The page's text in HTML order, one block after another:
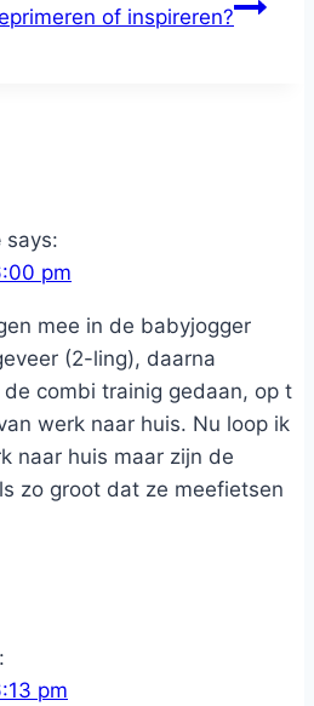
of inspireren?
says:
pm
mee in de babyjogger
(2-ling), daarna
combi trainig gedaan, op t
werk naar huis. Nu loop ik
naar huis maar zijn de
zo groot dat ze meefietsen
pm